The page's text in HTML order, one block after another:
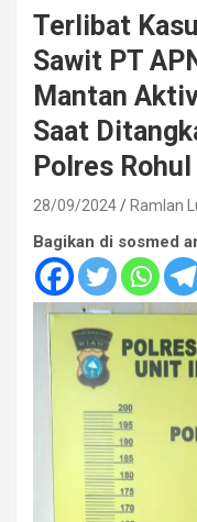
Terlibat
Sawit PT
Mantan
Saat
Polres Rohul
28/09/2024 Ramlan
Bagikan di sosmed